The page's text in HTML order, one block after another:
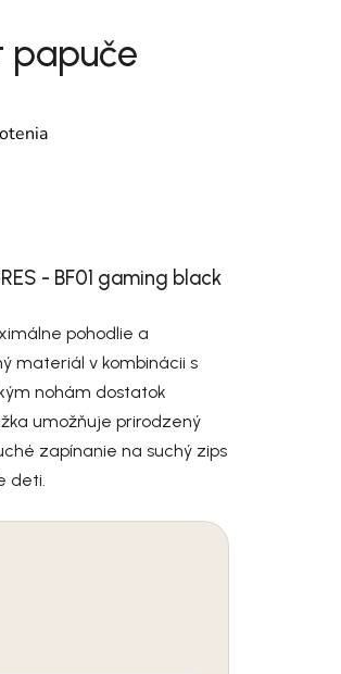
papuče
z 5 hviezdičiek.
- BF01 gaming black
pohodlie a
materiál v kombinácii s
nohám dostatok
umožňuje prirodzený
zapínanie na suchý zips
deti.